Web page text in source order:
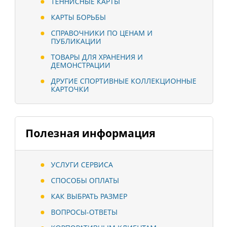
КАРТЫ БОРЬБЫ
СПРАВОЧНИКИ ПО ЦЕНАМ И
ПУБЛИКАЦИИ
ТОВАРЫ ДЛЯ ХРАНЕНИЯ И
ДЕМОНСТРАЦИИ
ДРУГИЕ СПОРТИВНЫЕ КОЛЛЕКЦИОННЫЕ
КАРТОЧКИ
Полезная информация
УСЛУГИ СЕРВИСА
СПОСОБЫ ОПЛАТЫ
КАК ВЫБРАТЬ РАЗМЕР
ВОПРОСЫ-ОТВЕТЫ